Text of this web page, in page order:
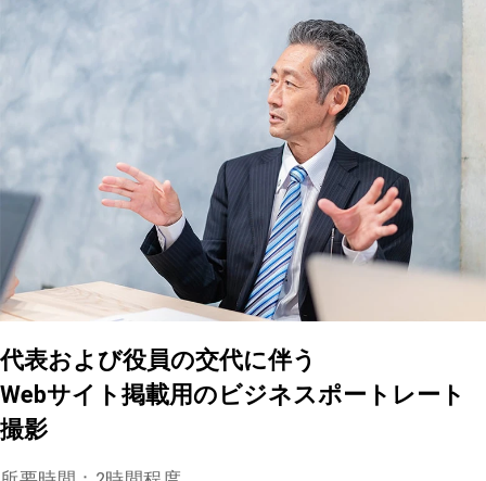
代表および役員の交代に伴う
Webサイト掲載用のビジネスポートレート
撮影